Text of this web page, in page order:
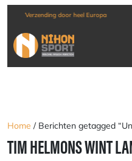
Verzending door heel Europa
Home / Berichten getagged
TIM HELMONS WINT